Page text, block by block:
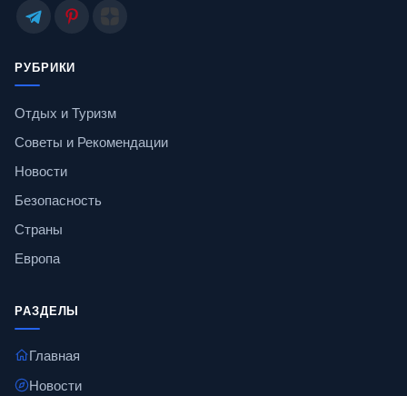
РУБРИКИ
Отдых и Туризм
Советы и Рекомендации
Новости
Безопасность
Страны
Европа
РАЗДЕЛЫ
Главная
Новости